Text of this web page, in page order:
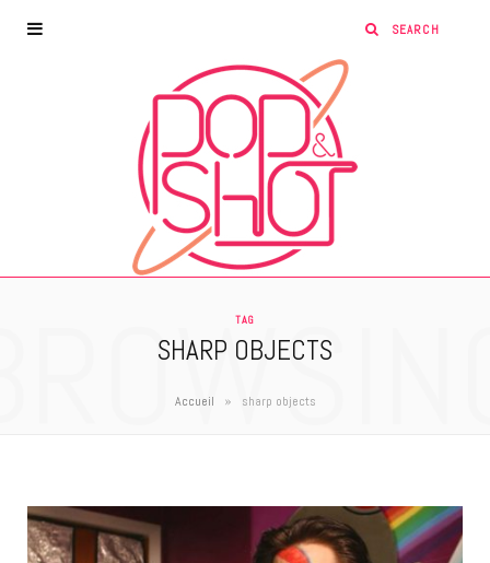
TAG
SHARP OBJECTS
Accueil » sharp objects